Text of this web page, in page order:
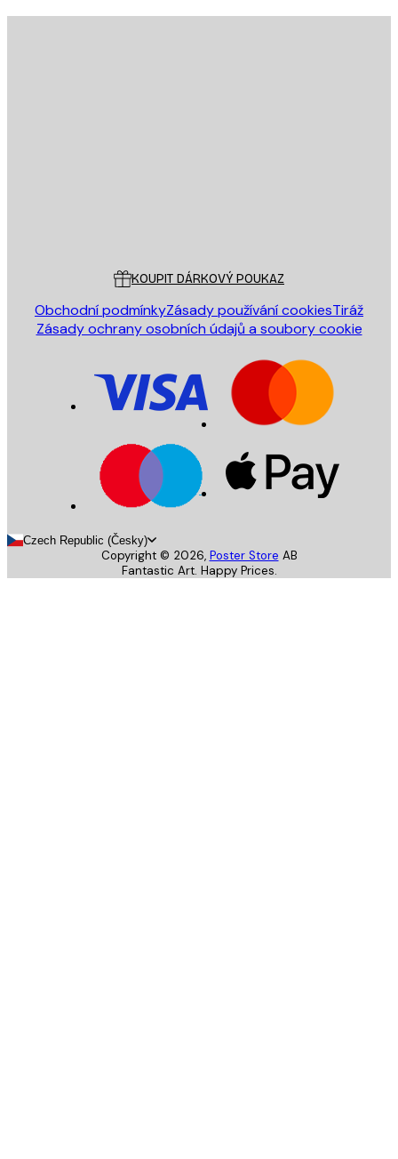
KOUPIT DÁRKOVÝ POUKAZ
Obchodní podmínkyZásady používání cookiesTiráž
Zásady ochrany osobních údajů a soubory cookie
Czech Republic (Česky)
Copyright © 2026, Poster Store AB
Fantastic Art. Happy Prices.